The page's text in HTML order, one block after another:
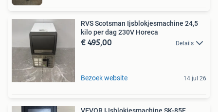
RVS Scotsman Ijsblokjesmachine 24,5
kilo per dag 230V Horeca
€ 495,00 Details
Bezoek website 14 jul 26
VEVOR IJsblokjesmachine SK-85F